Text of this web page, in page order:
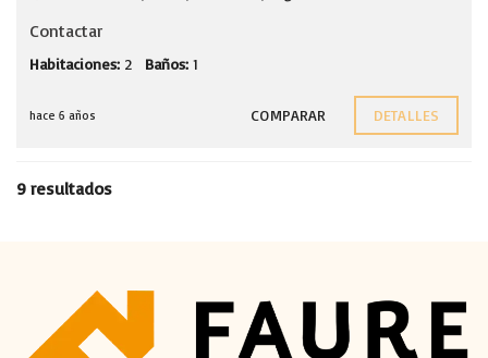
Contactar
Habitaciones: 2 Baños: 1
hace 6 años COMPARAR DETALLES
9 resultados